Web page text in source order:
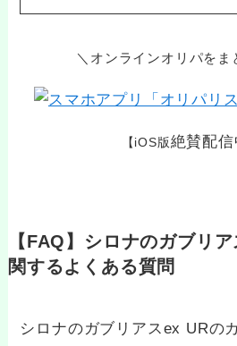
＼オンラインオリパをま
【iOS版 絶賛配信
【FAQ】シロナのガブリ
関するよくある質問
シロナのガブリアスex URの